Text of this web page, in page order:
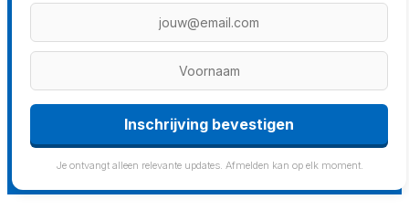
Inschrijving bevestigen
Je ontvangt alleen relevante updates. Afmelden kan op elk moment.